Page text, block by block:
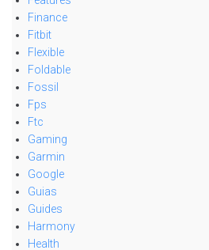
Finance
Fitbit
Flexible
Foldable
Fossil
Fps
Ftc
Gaming
Garmin
Google
Guias
Guides
Harmony
Health